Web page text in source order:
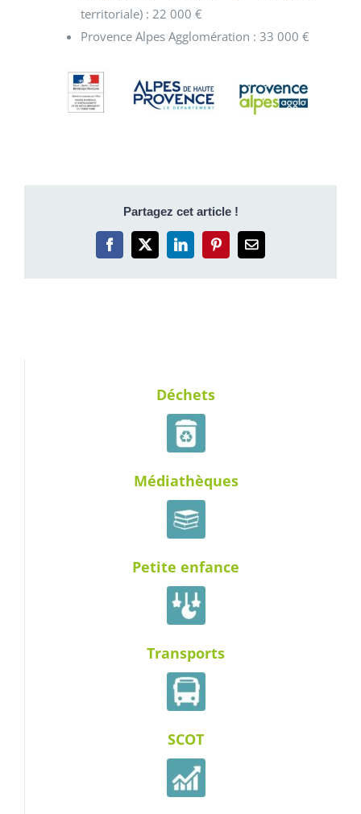
territoriale) : 22 000 €
Provence Alpes Agglomération : 33 000 €
Partagez cet article !
Facebook
X LinkedInPinterestEmail
Déchets
Médiathèques
Petite enfance
Transports
SCOT